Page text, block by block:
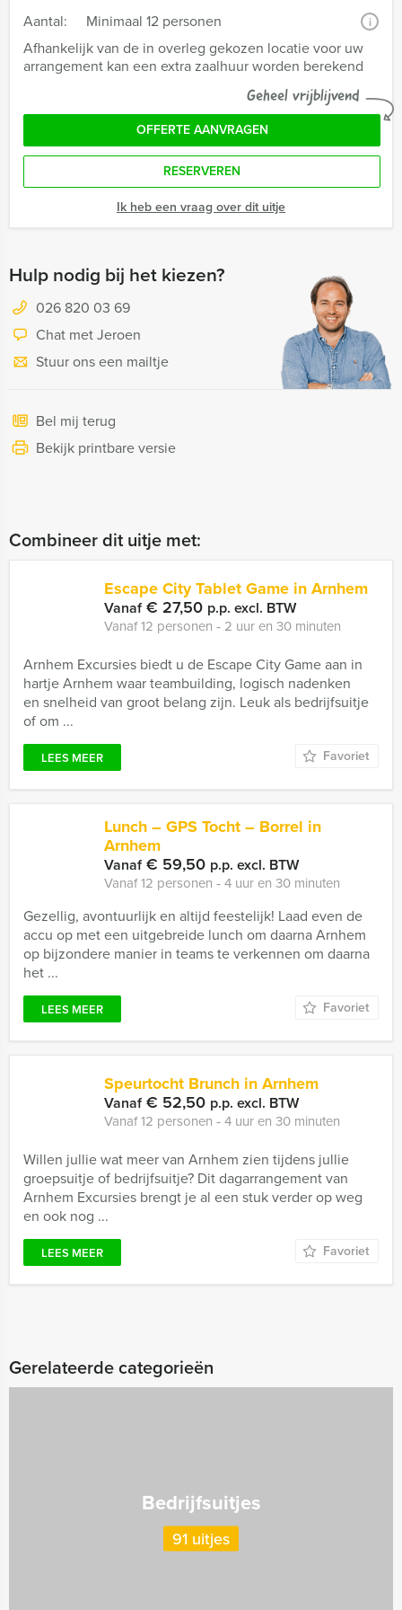
Aantal:
Minimaal 12 personen i
Afhankelijk van de in overleg gekozen locatie voor uw
arrangement kan een extra zaalhuur worden berekend
Geheel vrijblijvend
OFFERTE AANVRAGEN
RESERVEREN
Ik heb een vraag over dit uitje
Hulp nodig bij het kiezen?
026 820 03 69
Chat met Jeroen
Stuur ons een mailtje
Bel mij terug
Bekijk printbare versie
Combineer dit uitje met:
Escape City Tablet Game in Arnhem
Vanaf€ 27,50 p.p. excl. BTW
Vanaf 12 personen ‐ 2 uur en 30 minuten
Arnhem Excursies biedt u de Escape City Game aan in
hartje Arnhem waar teambuilding, logisch nadenken
en snelheid van groot belang zijn. Leuk als bedrijfsuitje
of om ...
LEES MEER Favoriet
Lunch – GPS Tocht – Borrel in
Arnhem
Vanaf€ 59,50 p.p. excl. BTW
Vanaf 12 personen ‐ 4 uur en 30 minuten
Gezellig, avontuurlijk en altijd feestelijk! Laad even de
accu op met een uitgebreide lunch om daarna Arnhem
op bijzondere manier in teams te verkennen om daarna
het ...
LEES MEER Favoriet
Speurtocht Brunch in Arnhem
Vanaf€ 52,50 p.p. excl. BTW
Vanaf 12 personen ‐ 4 uur en 30 minuten
Willen jullie wat meer van Arnhem zien tijdens jullie
groepsuitje of bedrijfsuitje? Dit dagarrangement van
Arnhem Excursies brengt je al een stuk verder op weg
en ook nog ...
LEES MEER Favoriet
Gerelateerde categorieën
Bedrijfsuitjes
91 uitjes